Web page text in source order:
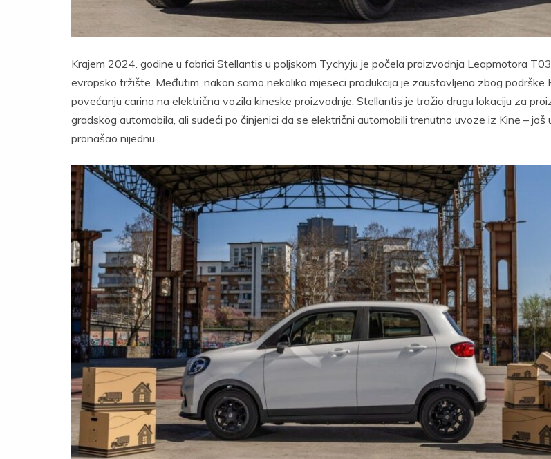
Krajem 2024. godine u fabrici Stellantis u poljskom Tychyju je počela proizvodnja Leapmotora
evropsko tržište. Međutim, nakon samo nekoliko mjeseci produkcija je zaustavljena zbog podrške
povećanju carina na električna vozila kineske proizvodnje. Stellantis je tražio drugu lokaciju za
gradskog automobila, ali sudeći po činjenici da se električni automobili trenutno uvoze iz Kine – još
pronašao nijednu.